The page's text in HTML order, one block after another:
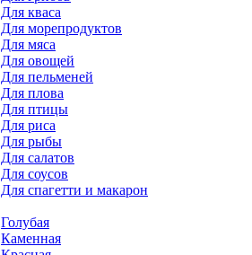
Для кваса
Для морепродуктов
Для мяса
Для овощей
Для пельменей
Для плова
Для птицы
Для риса
Для рыбы
Для салатов
Для соусов
Для спагетти и макарон
Голубая
Каменная